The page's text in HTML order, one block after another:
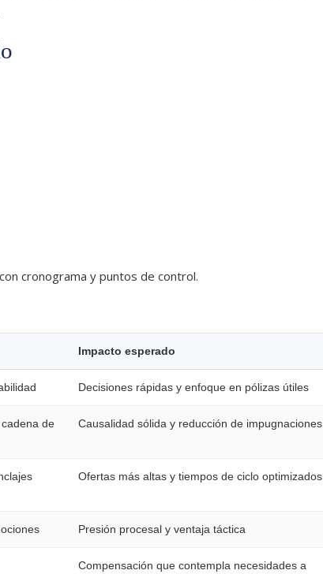
cronograma y puntos de control.
Impacto esperado
Decisiones rápidas y enfoque en pólizas útiles
de
Causalidad sólida y reducción de impugnaciones
Ofertas más altas y tiempos de ciclo optimizados
Presión procesal y ventaja táctica
Compensación que contempla necesidades a